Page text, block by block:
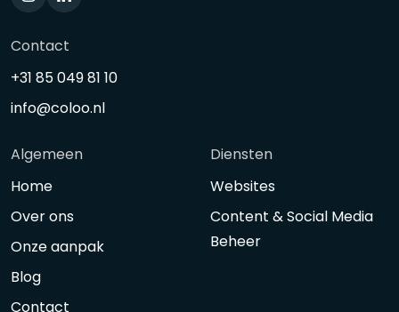
Contact
+31 85 049 81 10
info@coloo.nl
Algemeen
Home
Over ons
Onze aanpak
Blog
Contact
Diensten
Websites
Content & Social Media
Beheer